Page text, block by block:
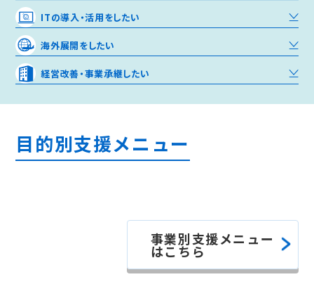
ITの導入・活用をしたい
海外展開をしたい
経営改善・事業承継したい
目的別支援メニュー
事業別支援メニュー
はこちら